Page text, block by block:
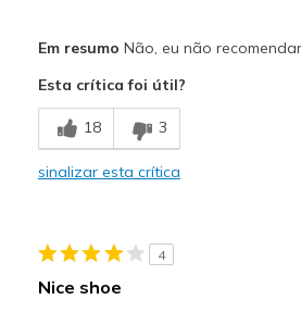
Contras
Size too long
Feels true to width
Sizing
Em resumo Não, eu não
Esta crítica foi útil?
18 3
sinalizar esta crítica
4
Nice shoe